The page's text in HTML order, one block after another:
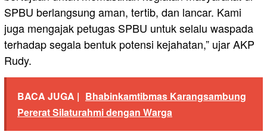
SPBU berlangsung aman, tertib, dan lancar. Kami
juga mengajak petugas SPBU untuk selalu waspada
terhadap segala bentuk potensi kejahatan,” ujar AKP
Rudy.
BACA JUGA | Bhabinkamtibmas Karangsambung
Pererat Silaturahmi dengan Warga